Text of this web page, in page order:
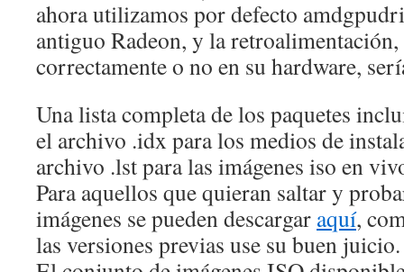
ahora utilizamos por defecto
antiguo Radeon, y la
correctamente o no en su hardware,
Una lista completa de los paquetes
el archivo .idx para los medios de
archivo .lst para las imágenes iso en
Para aquellos que quieran saltar y
imágenes se pueden descargar aquí,
las versiones previas use su buen juicio.